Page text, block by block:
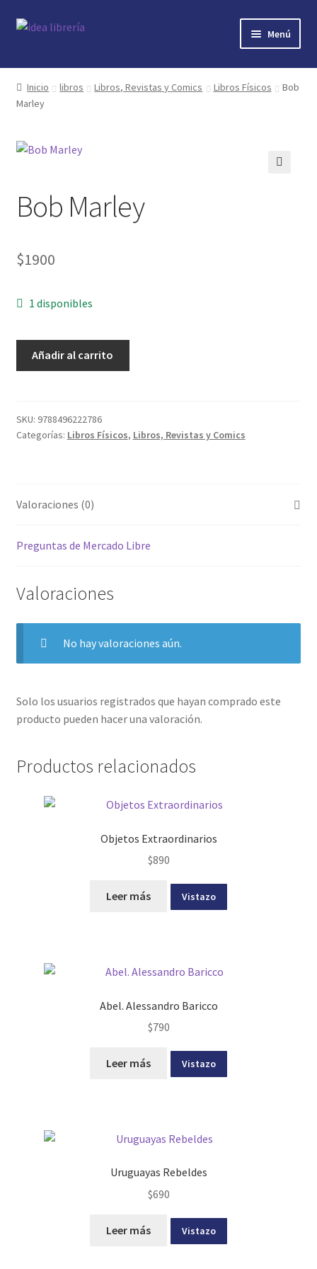
Ir
Ir
Menú
Inicio
contacto
libros
nosotros
novedades
Inicio libros Libros, Revistas y Comics Libros Físicos
Bob
Marley
Bob Marley
$1900
1 disponibles
Añadir al carrito
SKU: 9788496222786
Categorías: Libros Físicos, Libros, Revistas y Comics
Valoraciones (0)
Preguntas de Mercado Libre
Valoraciones
No hay valoraciones aún.
Solo los usuarios registrados que hayan comprado este
producto pueden hacer una valoración.
Productos relacionados
Objetos Extraordinarios
$890
Leer más Vistazo
Abel. Alessandro Baricco
$790
Leer más Vistazo
Uruguayas Rebeldes
$690
Leer más Vistazo